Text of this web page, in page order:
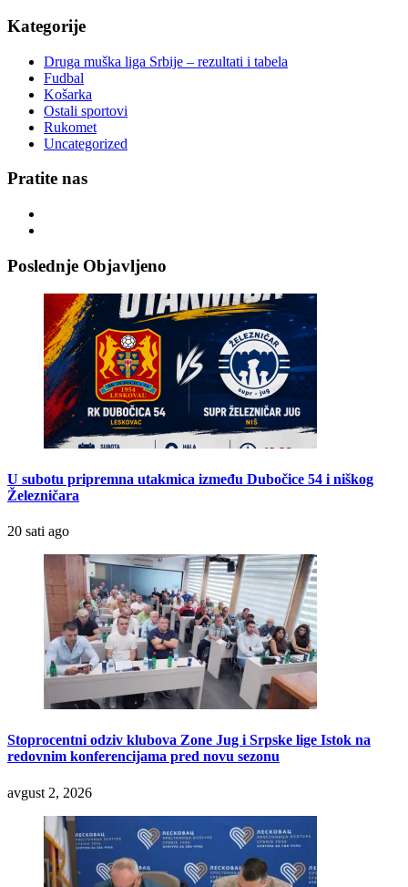
Kategorije
Druga muška liga Srbije – rezultati i tabela
Fudbal
Košarka
Ostali sportovi
Rukomet
Uncategorized
Pratite nas
Poslednje Objavljeno
U subotu pripremna utakmica između Dubočice 54 i niškog
Železničara
20 sati ago
Stoprocentni odziv klubova Zone Jug i Srpske lige Istok na
redovnim konferencijama pred novu sezonu
avgust 2, 2026